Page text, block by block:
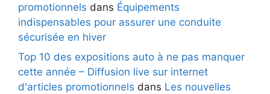
promotionnels dans Équipements
indispensables pour assurer une conduite
sécurisée en hiver
Top 10 des expositions auto à ne pas manquer
cette année – Diffusion live sur internet
d'articles promotionnels dans Les nouvelles